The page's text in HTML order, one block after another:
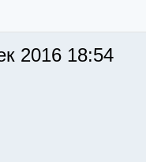
2016 18:54